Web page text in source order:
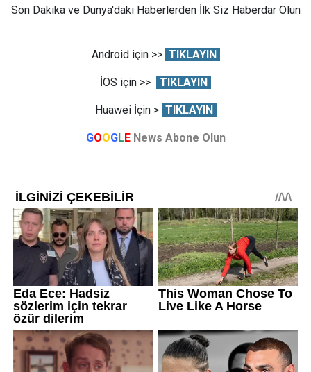
Son Dakika ve Dünya'daki Haberlerden İlk Siz Haberdar Olun
Android için >> TIKLAYIN
İOS için >> TIKLAYIN
Huawei İçin > TIKLAYIN
GOOGLE News Abone Olun